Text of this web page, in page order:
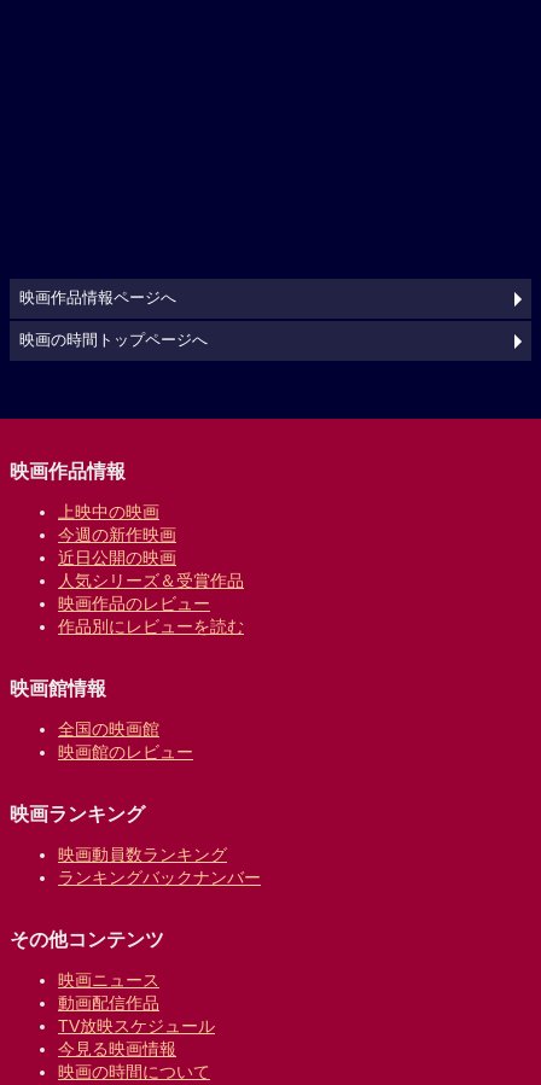
映画作品情報ページへ
映画の時間トップページへ
映画作品情報
上映中の映画
今週の新作映画
近日公開の映画
人気シリーズ＆受賞作品
映画作品のレビュー
作品別にレビューを読む
映画館情報
全国の映画館
映画館のレビュー
映画ランキング
映画動員数ランキング
ランキングバックナンバー
その他コンテンツ
映画ニュース
動画配信作品
TV放映スケジュール
今見る映画情報
映画の時間について